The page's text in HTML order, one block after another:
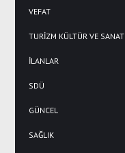
VEFAT
TURİZM KÜLTÜR VE SANAT
İLANLAR
SDÜ
GÜNCEL
SAĞLIK